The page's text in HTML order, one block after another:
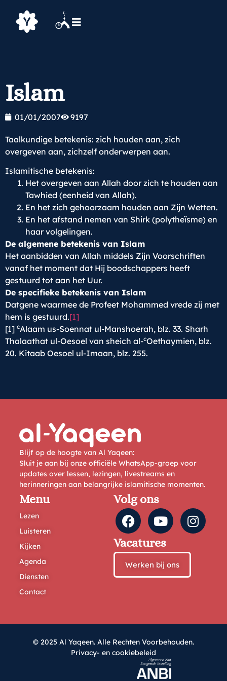
Islam
01/01/2007 9197
Taalkundige betekenis: zich houden aan, zich
overgeven aan, zichzelf onderwerpen aan.
Islamitische betekenis:
Het overgeven aan Allah door zich te houden aan
Tawhied (eenheid van Allah).
En het zich gehoorzaam houden aan Zijn Wetten.
En het afstand nemen van Shirk (polytheïsme) en
haar volgelingen.
De algemene betekenis van Islam
Het aanbidden van Allah middels Zijn Voorschriften
vanaf het moment dat Hij boodschappers heeft
gestuurd tot aan het Uur.
De specifieke betekenis van Islam
Datgene waarmee de Profeet Mohammed vrede zij met
hem is gestuurd.[1]
[1] cAlaam us-Soennat ul-Manshoerah, blz. 33. Sharh
Thalaathat ul-Oesoel van sheich al-cOethaymien, blz.
20. Kitaab Oesoel ul-Imaan, blz. 255.
Blijf op de hoogte van Al Yaqeen:
Sluit je aan bij onze officiële WhatsApp-groep voor
updates over lessen, lezingen, livestreams en
herinneringen aan belangrijke islamitische momenten.
Menu
Lezen
Luisteren
Kijken
Agenda
Diensten
Contact
Volg ons
Vacatures
Werken bij ons
© 2025 Al Yaqeen. Alle Rechten Voorbehouden.
Privacy- en cookiebeleid